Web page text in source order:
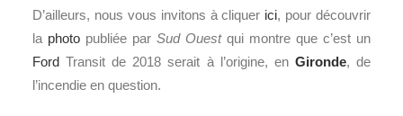
D’ailleurs, nous vous invitons à cliquer ici, pour découvrir
la photo publiée par Sud Ouestqui montre que c’est un
Ford Transit de 2018 serait à l’origine, en Gironde, de
l’incendie en question.